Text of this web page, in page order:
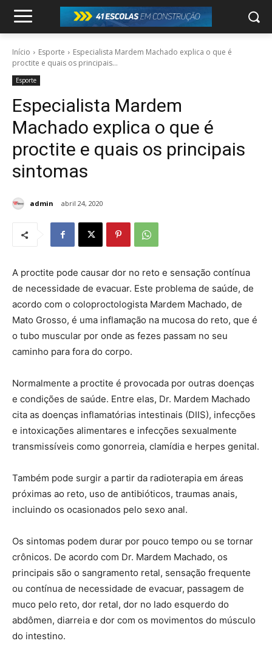
Início Esporte
Especialista Mardem Machado explica o que é
proctite e quais os principais...
Esporte
Especialista Mardem
Machado explica o que é
proctite e quais os principais
sintomas
admin abril 24, 2020
A proctite pode causar dor no reto e sensação contínua
de necessidade de evacuar. Este problema de saúde, de
acordo com o coloproctologista Mardem Machado, de
Mato Grosso, é uma inflamação na mucosa do reto, que é
o tubo muscular por onde as fezes passam no seu
caminho para fora do corpo.
Normalmente a proctite é provocada por outras doenças
e condições de saúde. Entre elas, Dr. Mardem Machado
cita as doenças inflamatórias intestinais (DIIS), infecções
e intoxicações alimentares e infecções sexualmente
transmissíveis como gonorreia, clamídia e herpes genital.
Também pode surgir a partir da radioterapia em áreas
próximas ao reto, uso de antibióticos, traumas anais,
incluindo os ocasionados pelo sexo anal.
Os sintomas podem durar por pouco tempo ou se tornar
crônicos. De acordo com Dr. Mardem Machado, os
principais são o sangramento retal, sensação frequente
ou contínua de necessidade de evacuar, passagem de
muco pelo reto, dor retal, dor no lado esquerdo do
abdômen, diarreia e dor com os movimentos do músculo
do intestino.